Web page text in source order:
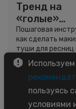
Тренд на
«голые»
ресницы:
выглядеть
свежо, не
используя
Пошаговая
как сделать
туши для ресниц
звёздный образ
вдохновения.
3 минуты
Используем
пользуясь
условиями